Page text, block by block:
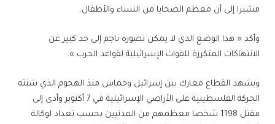
مشيرا إلى أن معظم الضحايا من النساء والأطفال.
وأكد « هذا الوضع الذي لا يمكن تصوره ناجم إلى حد كبير عن
الانتهاكات المتكررة للقوات الإسرائيلية لقواعد الحرب ».
ويشهد القطاع معارك بين إسرائيل وحماس منذ الهجوم الذي شنته
الحركة الفلسطينية على الأراضي الإسرائيلية في 7 أكتوبر وأدى إلى
مقتل 1198 شخصا معظمهم من المدنيين بحسب تعداد لوكالة